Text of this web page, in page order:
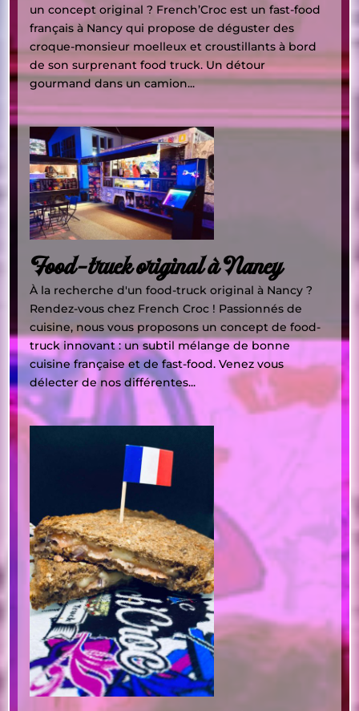
un concept original ? French’Croc est un fast-food
français à Nancy qui propose de déguster des
croque-monsieur moelleux et croustillants à bord
de son surprenant food truck. Un détour
gourmand dans un camion...
Food-truck original à Nancy
À la recherche d'un food-truck original à Nancy ?
Rendez-vous chez French Croc ! Passionnés de
cuisine, nous vous proposons un concept de food-
truck innovant : un subtil mélange de bonne
cuisine française et de fast-food. Venez vous
délecter de nos différentes...